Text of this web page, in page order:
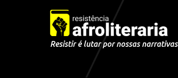
Pular para o conteúdo
Resistir é lutar por nossas narrativas